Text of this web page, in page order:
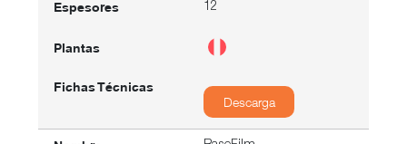
12
Descarga